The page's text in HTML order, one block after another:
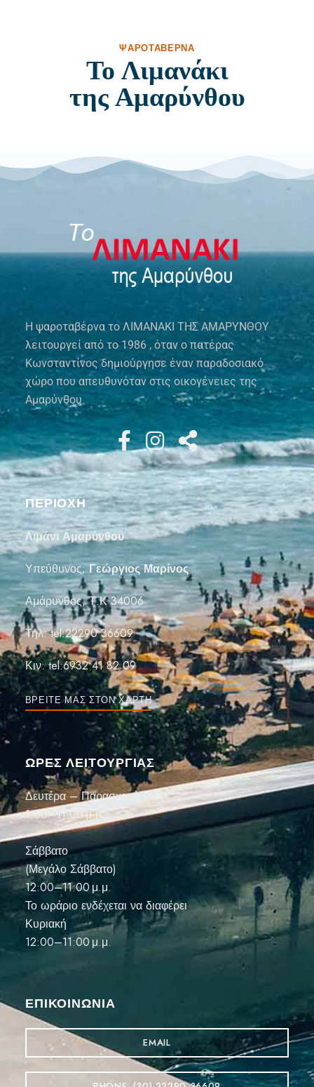
ΨΑΡΟΤΑΒΈΡΝΑ
Το Λιμανάκι
της Αμαρύνθου
Η ψαροταβέρνα το ΛΙΜΑΝΑΚΙ ΤΗΣ ΑΜΑΡΥΝΘΟΥ
λειτουργεί από το 1986 , όταν ο πατέρας
Κωνσταντίνος δημιούργησε έναν παραδοσιακό
χώρο που απευθυνόταν στις οικογένειες της
Αμαρύνθου
ΠΕΡΙΟΧΗ
Λιμάνι Αμαρύνθου
Υπεύθυνος;Γεώργιος Μαρίνος
Αμάρυνθος, Τ.Κ 34006
Τηλ:tel:22290 36609
Κιν:tel:6932 41 82 09
ΒΡΕΊΤΕ ΜΑΣ ΣΤΟΝ ΧΆΡΤΗ
ΏΡΕΣ ΛΕΙΤΟΥΡΓΙΑΣ
Δευτέρα – Παρασκευή
1:00–11:00 μ.μ.
Σάββατο
(Μεγάλο Σάββατο)
12:00–11:00 μ.μ.
Το ωράριο ενδέχεται να διαφέρει
Κυριακή
12:00–11:00 μ.μ.
ΕΠΙΚΟΙΝΩΝΊΑ
EMAIL